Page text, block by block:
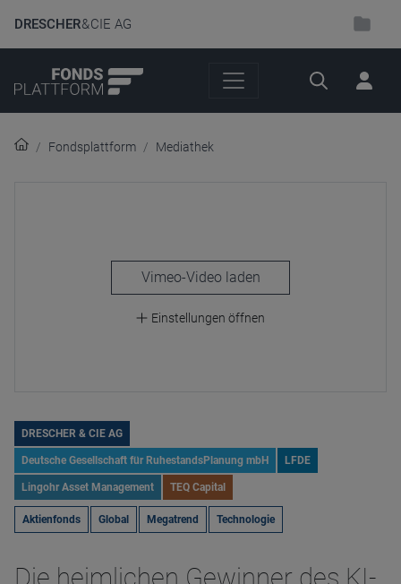
DRESCHER& CIE AG
Suche
Fondsplattform Mediathek
laden
Einstellungen öffnen
DRESCHER & CIE AG
Deutsche Gesellschaft für RuhestandsPlanung mbH LFDE
Lingohr Asset Management TEQ Capital
Aktienfonds Global Megatrend Technologie
Die heimlichen Gewinner des KI-